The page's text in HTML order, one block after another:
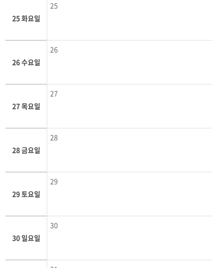
25 화요일
25
26 수요일
26
27 목요일
27
28 금요일
28
29 토요일
29
30 일요일
30